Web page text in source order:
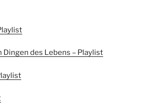
Dingen des Lebens – Playlist